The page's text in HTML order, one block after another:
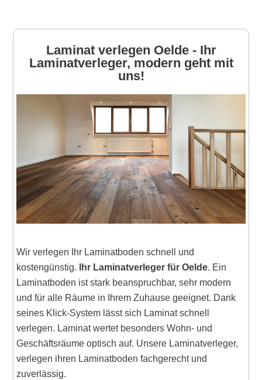
Laminat verlegen Oelde - Ihr
Laminatverleger, modern geht mit
uns!
Wir verlegen Ihr Laminatboden schnell und
kostengünstig.
Ihr Laminatverleger für Oelde. Ein
Laminatboden ist stark beanspruchbar, sehr modern
und für alle Räume in Ihrem Zuhause geeignet. Dank
seines Klick-System lässt sich Laminat schnell
verlegen. Laminat wertet besonders Wohn- und
Geschäftsräume optisch auf. Unsere Laminatverleger,
verlegen ihren Laminatboden fachgerecht und
zuverlässig.